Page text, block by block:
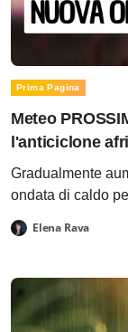
Prima Pagina
Meteo
l'anticiclone
Gradualmente
ondata di caldo
Elena Rava